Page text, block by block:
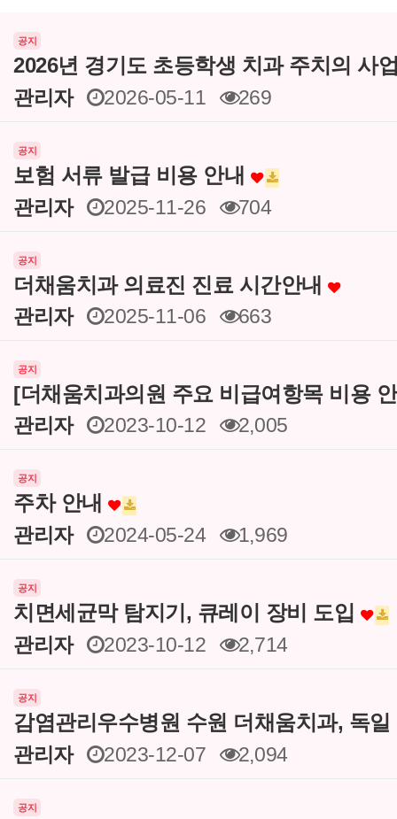
공지
2026년 경기도 초등학생 치과 주치의 사
관리자
2026-05-11 269
공지
보험 서류 발급 비용 안내
관리자
2025-11-26 704
공지
더채움치과 의료진 진료 시간안내
관리자
2025-11-06 663
공지
[더채움치과의원 주요 비급여항목 비용
관리자
2023-10-12 2,005
공지
주차 안내
관리자
2024-05-24 1,969
공지
치면세균막 탐지기, 큐레이 장비 도입
관리자
2023-10-12 2,714
공지
감염관리우수병원 수원 더채움치과, 독
관리자
2023-12-07 2,094
공지